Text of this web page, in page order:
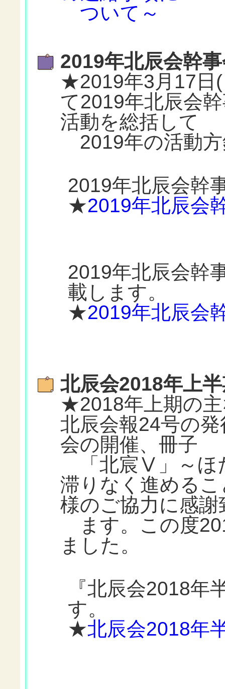
ついて～
2019年北辰会幹
★2019年3月17日
て2019年北辰会
活動を総括して
2019年の活動
2019年北辰会幹
★2019年北辰会
2019年北辰会幹
載します。
★2019年北辰会
北辰会2018年上
★2018年上期の
北辰会報24号の
会の開催、冊子
「北宸Ⅴ」～ほ
滞りなく進める
様のご協力に感謝
ます。この度
ました。
『北辰会2018年
す。
★北辰会2018年